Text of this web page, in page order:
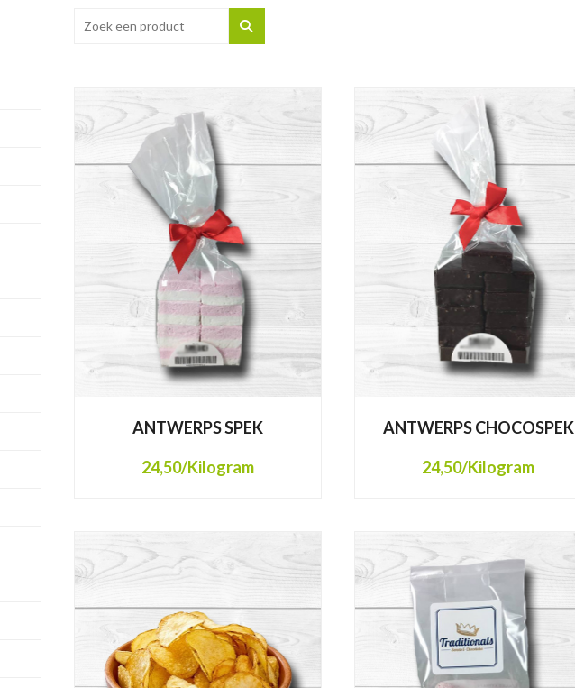
ANTWERPS SPEK
24,50/Kilogram
ANTWERPS CHOCOSPEK
24,50/Kilogram